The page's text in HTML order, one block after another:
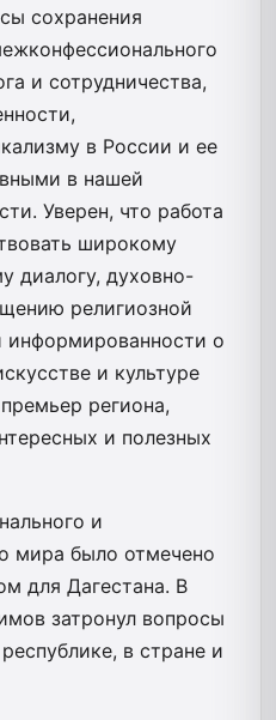
сохранения
и сотрудничества,
в России и ее
в нашей
Уверен, что работа
широкому
диалогу, духовно-
религиозной
о
и культуре
региона,
и полезных
и
мира было отмечено
для Дагестана. В
затронул вопросы
в стране и